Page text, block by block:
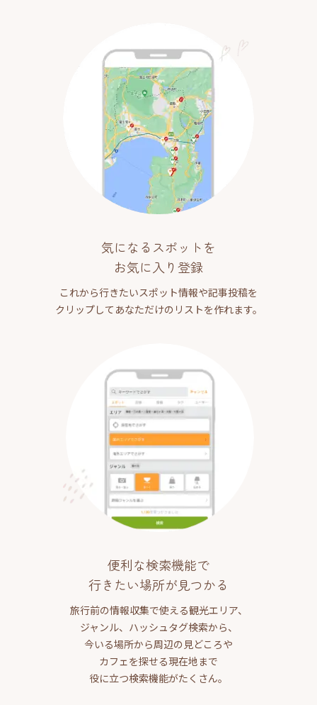
気になるスポットを
お気に入り登録
これから行きたいスポット情報や記事投稿を
クリップしてあなただけのリストを作れます。
便利な検索機能で
行きたい場所が見つかる
旅行前の情報収集で使える観光エリア、
ジャンル、ハッシュタグ検索から、
今いる場所から周辺の見どころや
カフェを探せる現在地まで
役に立つ検索機能がたくさん。